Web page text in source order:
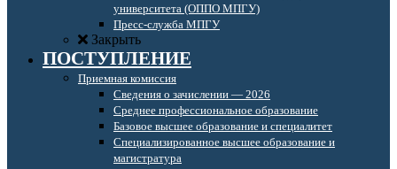
университета (ОППО МПГУ)
Пресс-служба МПГУ
Закрыть
ПОСТУПЛЕНИЕ
Приемная комиссия
Сведения о зачислении — 2026
Среднее профессиональное образование
Базовое высшее образование и специалитет
Специализированное высшее образование и
магистратура